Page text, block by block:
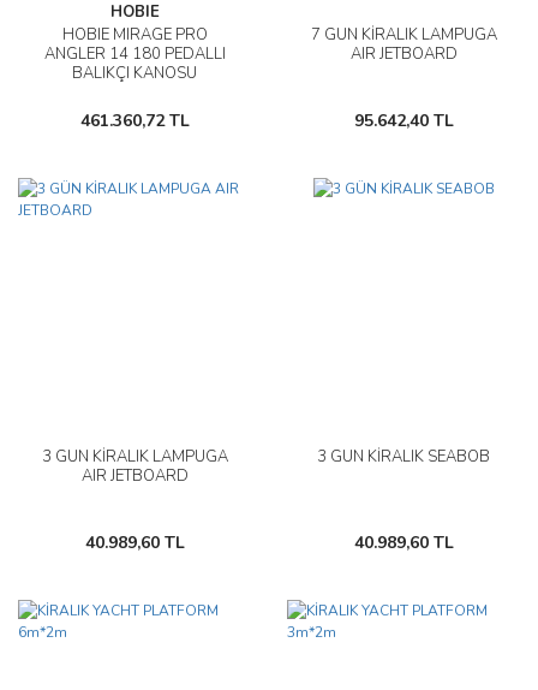
HOBIE
HOBIE MIRAGE PRO
ANGLER 14 180 PEDALLI
BALIKÇI KANOSU
461.360,72 TL
7 GÜN KİRALIK LAMPUGA
AIR JETBOARD
95.642,40 TL
3 GÜN KİRALIK LAMPUGA
AIR JETBOARD
40.989,60 TL
3 GÜN KİRALIK SEABOB
40.989,60 TL